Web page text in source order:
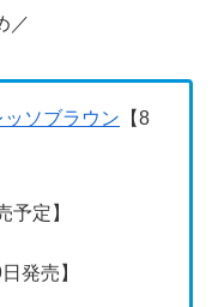
／
ソブラウン 【8
予定】
発売】